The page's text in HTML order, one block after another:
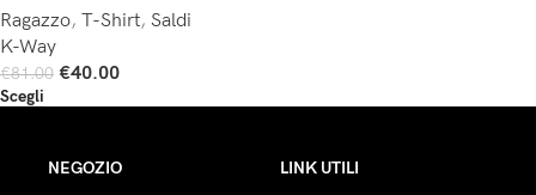
Ragazzo, T-Shirt, Saldi
K-Way
€81.00 €40.00
Scegli
NEGOZIO
LINK UTILI